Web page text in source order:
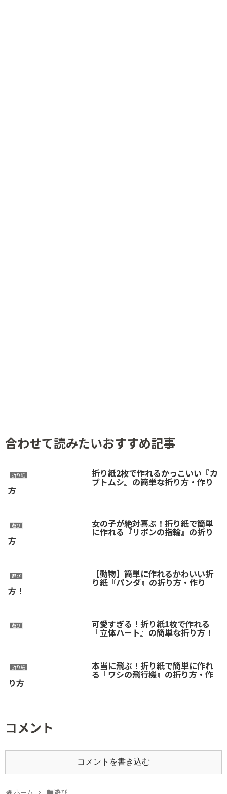
合わせて読みたいおすすめ記事
折り紙 折り紙2枚で作れるかっこいい『カ
ブトムシ』の簡単な折り方・作り
方
遊び 女の子が絶対喜ぶ！折り紙で簡単
に作れる『リボンの指輪』の折り
方
遊び 【動物】簡単に作れるかわいい折
り紙『パンダ』の折り方・作り
方！
遊び 可愛すぎる！折り紙1枚で作れる
『立体ハート』の簡単な折り方！
折り紙 本当に飛ぶ！折り紙で簡単に作れ
る『ワシの飛行機』の折り方・作
り方
コメント
コメントを書き込む